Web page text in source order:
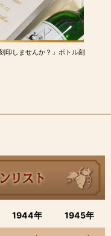
印しませんか？」ボトル刻
1944年 1945年